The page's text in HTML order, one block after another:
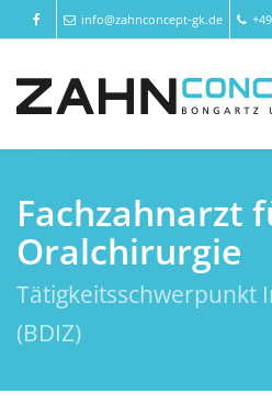
info@zahnconcept-gk.de
Fachzahnarzt
Oralchirurgie
Tätigkeitsschwerpunkt
(BDIZ)